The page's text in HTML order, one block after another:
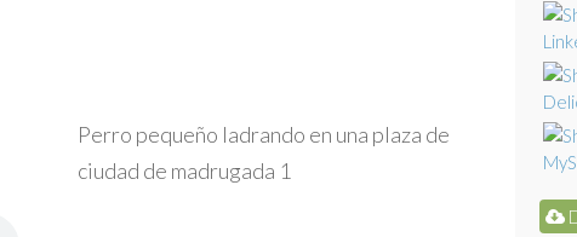
Perro pequeño ladrando en una plaza de
ciudad de madrugada 1